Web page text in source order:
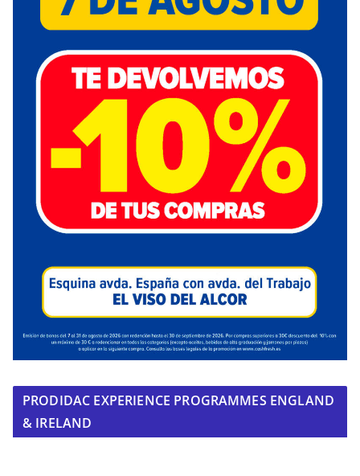
PRODIDAC EXPERIENCE PROGRAMMES ENGLAND
& IRELAND